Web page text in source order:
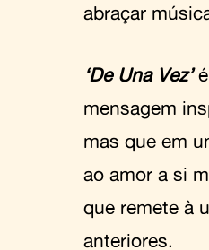
abraçar
‘De Una Vez’é
mensagem
mas que em
ao amor a si
que remete à
anteriores.